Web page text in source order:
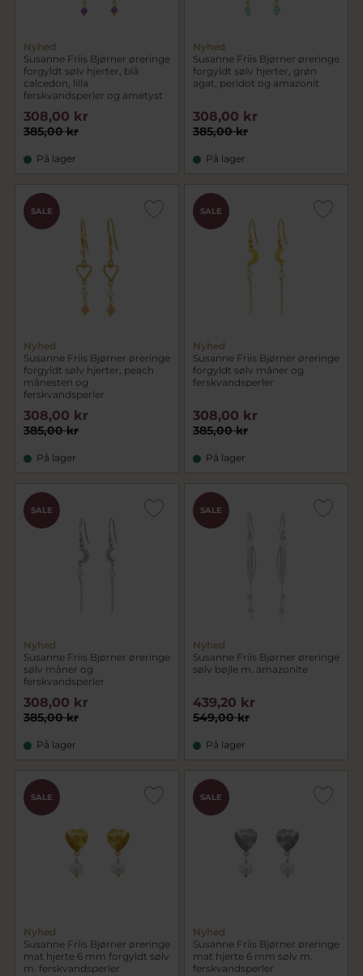
Nyhed
Susanne Friis Bjørner øreringe
forgyldt sølv hjerter, blå
calcedon, lilla
ferskvandsperler og ametyst
385,00 kr
308,00 kr
På lager
Nyhed
Susanne Friis Bjørner øreringe
forgyldt sølv hjerter, grøn
agat, peridot og amazonit
385,00 kr
308,00 kr
På lager
SALE
Nyhed
Susanne Friis Bjørner øreringe
forgyldt sølv hjerter, peach
månesten og
ferskvandsperler
385,00 kr
308,00 kr
På lager
SALE
Nyhed
Susanne Friis Bjørner øreringe
forgyldt sølv måner og
ferskvandsperler
385,00 kr
308,00 kr
På lager
SALE
Nyhed
Susanne Friis Bjørner øreringe
sølv måner og
ferskvandsperler
385,00 kr
308,00 kr
På lager
SALE
Nyhed
Susanne Friis Bjørner øreringe
sølv bøjle m. amazonite
549,00 kr
439,20 kr
På lager
SALE
Nyhed
Susanne Friis Bjørner øreringe
mat hjerte 6 mm forgyldt sølv
m. ferskvandsperler
SALE
Nyhed
Susanne Friis Bjørner øreringe
mat hjerte 6 mm sølv m.
ferskvandsperler